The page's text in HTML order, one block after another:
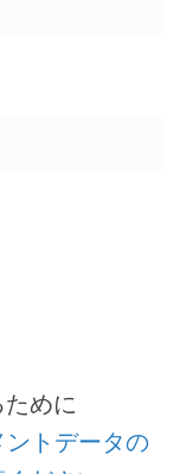
めに
ントデータの